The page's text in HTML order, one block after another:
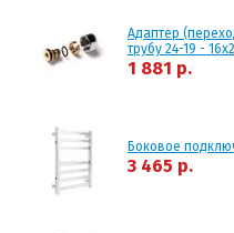
Адаптер
трубу 24-19 - 16x2
1 881 р.
Боковое
3 465 р.